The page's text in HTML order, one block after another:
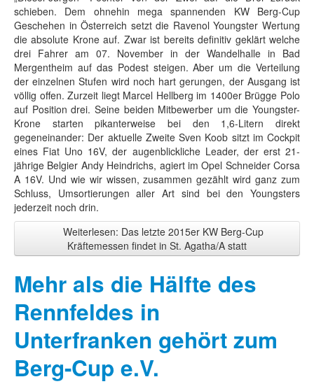
schieben. Dem ohnehin mega spannenden KW Berg-Cup
Geschehen in Österreich setzt die Ravenol Youngster Wertung
die absolute Krone auf. Zwar ist bereits definitiv geklärt welche
drei Fahrer am 07. November in der Wandelhalle in Bad
Mergentheim auf das Podest steigen. Aber um die Verteilung
der einzelnen Stufen wird noch hart gerungen, der Ausgang ist
völlig offen. Zurzeit liegt Marcel Hellberg im 1400er Brügge Polo
auf Position drei. Seine beiden Mitbewerber um die Youngster-
Krone starten pikanterweise bei den 1,6-Litern direkt
gegeneinander: Der aktuelle Zweite Sven Koob sitzt im Cockpit
eines Fiat Uno 16V, der augenblickliche Leader, der erst 21-
jährige Belgier Andy Heindrichs, agiert im Opel Schneider Corsa
A 16V. Und wie wir wissen, zusammen gezählt wird ganz zum
Schluss, Umsortierungen aller Art sind bei den Youngsters
jederzeit noch drin.
Weiterlesen: Das letzte 2015er KW Berg-Cup
Kräftemessen findet in St. Agatha/A statt
Mehr als die Hälfte des
Rennfeldes in
Unterfranken gehört zum
Berg-Cup e.V.